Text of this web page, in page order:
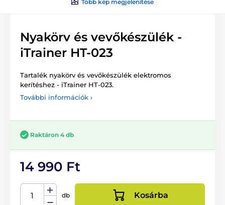
Több kép megjelenítése
Nyakörv és vevőkészülék -
iTrainer HT-023
Tartalék nyakörv és vevőkészülék elektromos
kerítéshez - iTrainer HT-023.
További információk ›
Raktáron 4 db
14 990 Ft
db Kosárba